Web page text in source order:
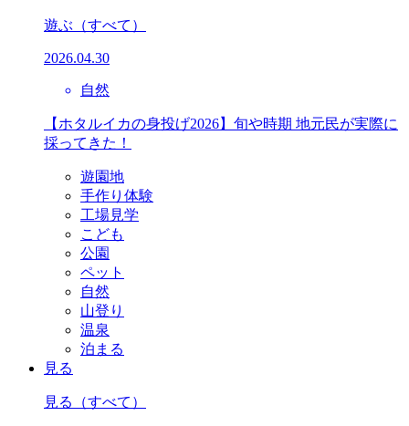
遊ぶ （すべて）
2026.04.30
自然
【ホタルイカの身投げ2026】旬や時期 地元民が実際に
採ってきた！
遊園地
手作り体験
工場見学
こども
公園
ペット
自然
山登り
温泉
泊まる
見る
見る （すべて）